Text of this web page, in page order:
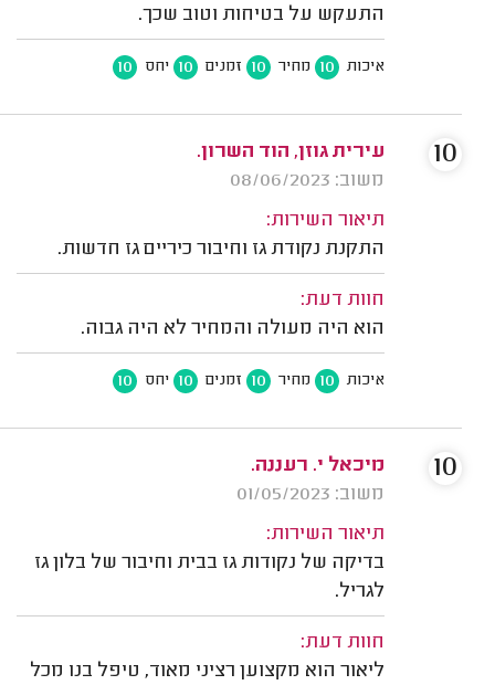
התעקש על בטיחות וטוב שכך.
איכות 10 מחיר 10 זמנים 10 יחס 10
עירית גוזן, הוד השרון.
משוב: 08/06/2023
תיאור השירות:
התקנת נקודת גז וחיבור כיריים גז חדשות.
חוות דעת:
הוא היה מעולה והמחיר לא היה גבוה.
איכות 10 מחיר 10 זמנים 10 יחס 10
10
מיכאל י. רעננה.
משוב: 01/05/2023
תיאור השירות:
בדיקה של נקודות גז בבית וחיבור של בלון גז
לגריל.
חוות דעת:
ליאור הוא מקצוען רציני מאוד, טיפל בנו מכל
10